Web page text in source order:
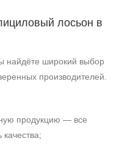
лосьон в
найдёте широкий выбор
производителей.
продукцию — все